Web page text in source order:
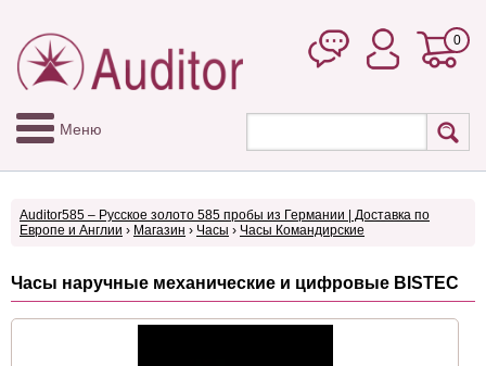
0
Меню
Auditor585 – Русское золото 585 пробы из Германии | Доставка по
Европе и Англии › Магазин › Часы › Часы Командирские
Часы наручные механические и цифровые BISTEC